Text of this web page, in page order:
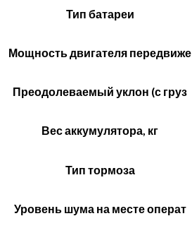
Тип батареи
Мощность двигателя передвиже
Преодолеваемый уклон (с груз
Вес аккумулятора, кг
Тип тормоза
Уровень шума на месте операт